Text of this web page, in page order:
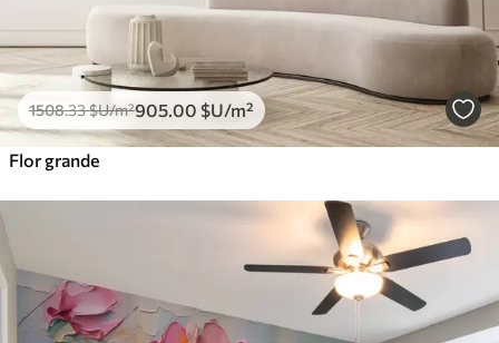
1508.33$U/m²905 .00 $U/m²
Flor grande